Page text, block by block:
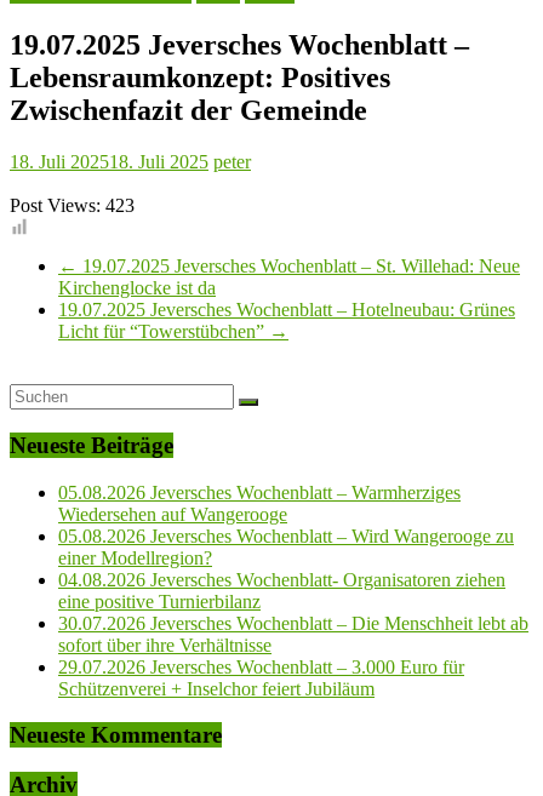
19.07.2025 Jeversches Wochenblatt –
Lebensraumkonzept: Positives
Zwischenfazit der Gemeinde
18. Juli 202518. Juli 2025 peter
Post Views: 423
← 19.07.2025 Jeversches Wochenblatt – St. Willehad: Neue
Kirchenglocke ist da
19.07.2025 Jeversches Wochenblatt – Hotelneubau: Grünes
Licht für “Towerstübchen” →
Neueste Beiträge
05.08.2026 Jeversches Wochenblatt – Warmherziges
Wiedersehen auf Wangerooge
05.08.2026 Jeversches Wochenblatt – Wird Wangerooge zu
einer Modellregion?
04.08.2026 Jeversches Wochenblatt- Organisatoren ziehen
eine positive Turnierbilanz
30.07.2026 Jeversches Wochenblatt – Die Menschheit lebt ab
sofort über ihre Verhältnisse
29.07.2026 Jeversches Wochenblatt – 3.000 Euro für
Schützenverei + Inselchor feiert Jubiläum
Neueste Kommentare
Archiv